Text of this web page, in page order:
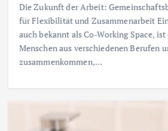
Die Zukunft der Arbeit:
für Flexibilität und Zusammenarbeit
auch bekannt als Co-Working Space, ist
Menschen aus verschiedenen Berufen
zusammenkommen,…